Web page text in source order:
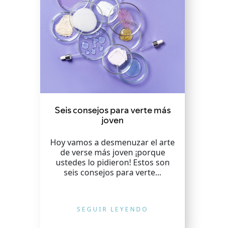
Seis consejos para verte más
joven
Hoy vamos a desmenuzar el arte
de verse más joven ¡porque
ustedes lo pidieron! Estos son
seis consejos para verte...
SEGUIR LEYENDO